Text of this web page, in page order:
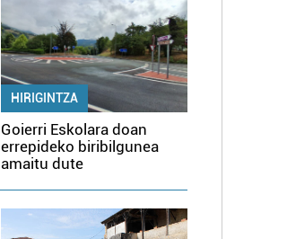
HIRIGINTZA
Goierri Eskolara doan
errepideko biribilgunea
amaitu dute